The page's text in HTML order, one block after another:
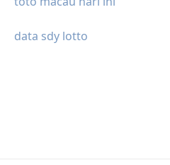
data sdy lotto